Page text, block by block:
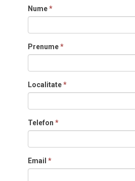
Nume*
Prenume*
Localitate*
Telefon *
Email *